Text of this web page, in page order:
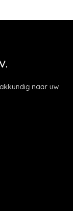
naar uw